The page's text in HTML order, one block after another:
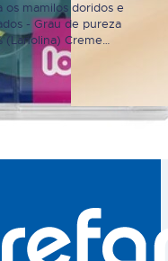
os mamilos doridos e
- Grau de pureza
(Lanolina) Creme
de LanolinaCreme
para utilizar
a gravidez e
Protege contra
inchados